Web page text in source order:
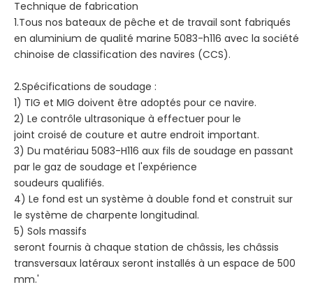
Technique de fabrication
1.Tous nos bateaux de pêche et de travail sont fabriqués
en aluminium de qualité marine 5083-h116 avec la société
chinoise de classification des navires (CCS).
2.Spécifications de soudage :
1) TIG et MIG doivent être adoptés pour ce navire.
2) Le contrôle ultrasonique à effectuer pour le
joint croisé de couture et autre endroit important.
3) Du matériau 5083-H116 aux fils de soudage en passant
par le gaz de soudage et l'expérience
soudeurs qualifiés.
4) Le fond est un système à double fond et construit sur
le système de charpente longitudinal.
5) Sols massifs
seront fournis à chaque station de châssis, les châssis
transversaux latéraux seront installés à un espace de 500
mm.'